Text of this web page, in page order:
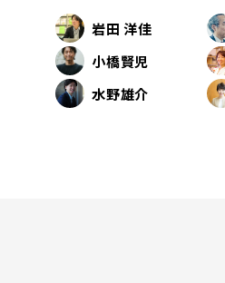
岩田 洋佳
小橋賢児
水野雄介